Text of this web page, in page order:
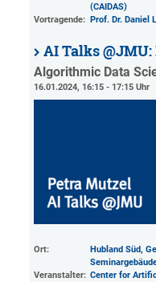
(CAIDAS)
Vortragende: Prof. Dr. Daniel
AI Talks
Algorithmic Data
16.01.2024, 16:15 - 17:15 Uhr
Ort:
Hubland Süd,
Veranstalter: Center for